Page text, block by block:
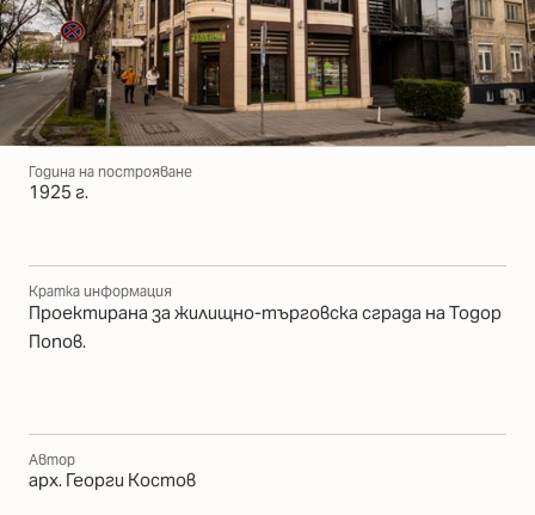
Година на построяване
1925 г.
Кратка информация
Проектирана за жилищно-търговска сграда на Тодор
Попов.
Автор
арх. Георги Костов